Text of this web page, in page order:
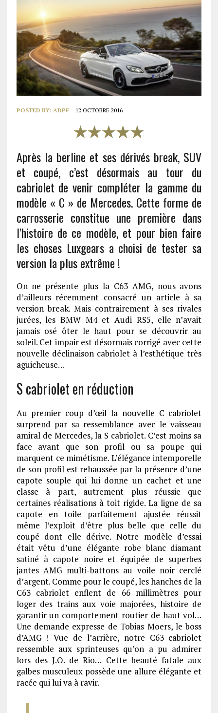
POSTED BY: ADPF 12 OCTOBRE 2016
Après la berline et ses dérivés break, SUV
et coupé, c’est désormais au tour du
cabriolet de venir compléter la gamme du
modèle « C » de Mercedes. Cette forme de
carrosserie constitue une première dans
l’histoire de ce modèle, et pour bien faire
les choses Luxgears a choisi de tester sa
version la plus extrême !
On ne présente plus la C63 AMG, nous avons
d’ailleurs récemment consacré un article à sa
version break. Mais contrairement à ses rivales
jurées, les BMW M4 et Audi RS5, elle n’avait
jamais osé ôter le haut pour se découvrir au
soleil. Cet impair est désormais corrigé avec cette
nouvelle déclinaison cabriolet à l’esthétique très
aguicheuse…
S cabriolet en réduction
Au premier coup d’œil la nouvelle C cabriolet
surprend par sa ressemblance avec le vaisseau
amiral de Mercedes, la S cabriolet. C’est moins sa
face avant que son profil ou sa poupe qui
marquent ce mimétisme. L’élégance intemporelle
de son profil est rehaussée par la présence d’une
capote souple qui lui donne un cachet et une
classe à part, autrement plus réussie que
certaines réalisations à toit rigide. La ligne de sa
capote en toile parfaitement ajustée réussit
même l’exploit d’être plus belle que celle du
coupé dont elle dérive. Notre modèle d’essai
était vêtu d’une élégante robe blanc diamant
satiné à capote noire et équipée de superbes
jantes AMG multi-battons au voile noir cerclé
d’argent. Comme pour le coupé, les hanches de la
C63 cabriolet enflent de 66 millimètres pour
loger des trains aux voie majorées, histoire de
garantir un comportement routier de haut vol…
Une demande expresse de Tobias Moers, le boss
d’AMG ! Vue de l’arrière, notre C63 cabriolet
ressemble aux sprinteuses qu’on a pu admirer
lors des J.O. de Rio… Cette beauté fatale aux
galbes musculeux possède une allure élégante et
racée qui lui va à ravir.